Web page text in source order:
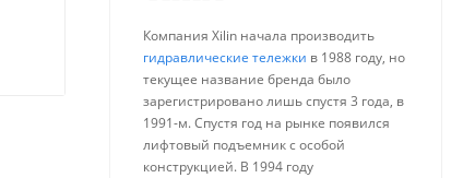
Компания Xilin начала производить
гидравлические тележки в 1988 году, но
текущее название бренда было
зарегистрировано лишь спустя 3 года, в
1991-м. Спустя год на рынке появился
лифтовый подъемник с особой
конструкцией. В 1994 году